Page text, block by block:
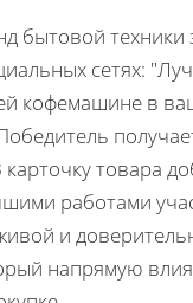
бытовой техники
сетях:
кофемашине в
товара
работами
и
напрямую